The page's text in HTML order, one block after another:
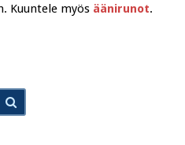
Kuuntele myös äänirunot.